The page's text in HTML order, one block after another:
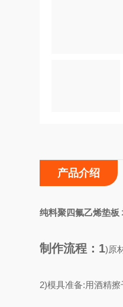
产品介绍
纯料聚四氟乙烯垫板
制作流程：1)原
2)模具准备:用酒精